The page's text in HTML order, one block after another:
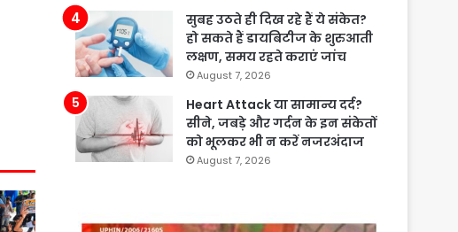
सुबह उठते ही दिख रहे हैं ये संकेत?
हो सकते हैं डायबिटीज के शुरुआती
लक्षण, समय रहते कराएं जांच
August 7, 2026
Heart Attack या सामान्य दर्द?
सीने, जबड़े और गर्दन के इन संकेतों
को भूलकर भी न करें नजरअंदाज
August 7, 2026